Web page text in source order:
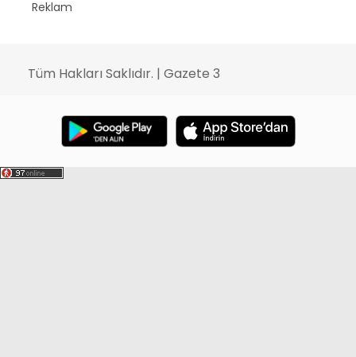
Reklam
Tüm Hakları Saklıdır. | Gazete 3